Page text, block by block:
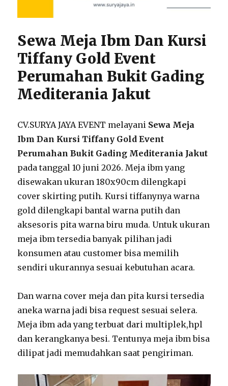
Sewa Meja Ibm Dan Kursi
Tiffany Gold Event
Perumahan Bukit Gading
Mediterania Jakut
CV.SURYA JAYA EVENT melayani Sewa Meja
Ibm Dan Kursi Tiffany Gold Event
Perumahan Bukit Gading Mediterania Jakut
pada tanggal 10 juni 2026. Meja ibm yang
disewakan ukuran 180x90cm dilengkapi
cover skirting putih. Kursi tiffanynya warna
gold dilengkapi bantal warna putih dan
aksesoris pita warna biru muda. Untuk ukuran
meja ibm tersedia banyak pilihan jadi
konsumen atau customer bisa memilih
sendiri ukurannya sesuai kebutuhan acara.
Dan warna cover meja dan pita kursi tersedia
aneka warna jadi bisa request sesuai selera.
Meja ibm ada yang terbuat dari multiplek,hpl
dan kerangkanya besi. Tentunya meja ibm bisa
dilipat jadi memudahkan saat pengiriman.